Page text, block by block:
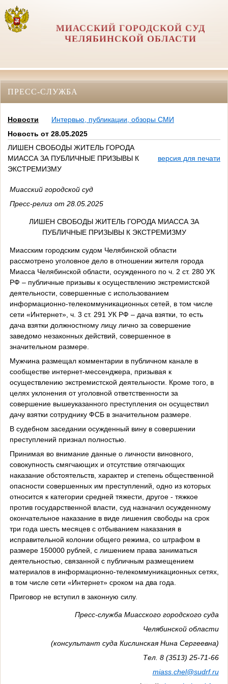
МИАССКИЙ ГОРОДСКОЙ СУД
ЧЕЛЯБИНСКОЙ ОБЛАСТИ
ПРЕСС-СЛУЖБА
Новости
Интервью, публикации, обзоры СМИ
Новость от 28.05.2025
ЛИШЕН СВОБОДЫ ЖИТЕЛЬ ГОРОДА
МИАССА ЗА ПУБЛИЧНЫЕ ПРИЗЫВЫ К
ЭКСТРЕМИЗМУ
версия для печати
Миасский городской суд
Пресс-релиз от 28.05.2025
ЛИШЕН СВОБОДЫ ЖИТЕЛЬ ГОРОДА МИАССА ЗА
ПУБЛИЧНЫЕ ПРИЗЫВЫ К ЭКСТРЕМИЗМУ
Миасским городским судом Челябинской области
рассмотрено уголовное дело в отношении жителя города
Миасса Челябинской области, осужденного по ч. 2 ст. 280 УК
РФ – публичные призывы к осуществлению экстремистской
деятельности, совершенные с использованием
информационно-телекоммуникационных сетей, в том числе
сети «Интернет», ч. 3 ст. 291 УК РФ – дача взятки, то есть
дача взятки должностному лицу лично за совершение
заведомо незаконных действий, совершенное в
значительном размере.
Мужчина размещал комментарии в публичном канале в
сообществе интернет-мессенджера, призывая к
осуществлению экстремистской деятельности. Кроме того, в
целях уклонения от уголовной ответственности за
совершение вышеуказанного преступления он осуществил
дачу взятки сотруднику ФСБ в значительном размере.
В судебном заседании осужденный вину в совершении
преступлений признал полностью.
Принимая во внимание данные о личности виновного,
совокупность смягчающих и отсутствие отягчающих
наказание обстоятельств, характер и степень общественной
опасности совершенных им преступлений, одно из которых
относится к категории средней тяжести, другое - тяжкое
против государственной власти, суд назначил осужденному
окончательное наказание в виде лишения свободы на срок
три года шесть месяцев с отбыванием наказания в
исправительной колонии общего режима, со штрафом в
размере 150000 рублей, с лишением права заниматься
деятельностью, связанной с публичным размещением
материалов в информационно-телекоммуникационных сетях,
в том числе сети «Интернет» сроком на два года.
Приговор не вступил в законную силу.
Пресс-служба Миасского городского суда
Челябинской области
(консультант суда Кислинская Нина Сергеевна)
Тел. 8 (3513) 25-71-66
miass. chel@sudrf.ru